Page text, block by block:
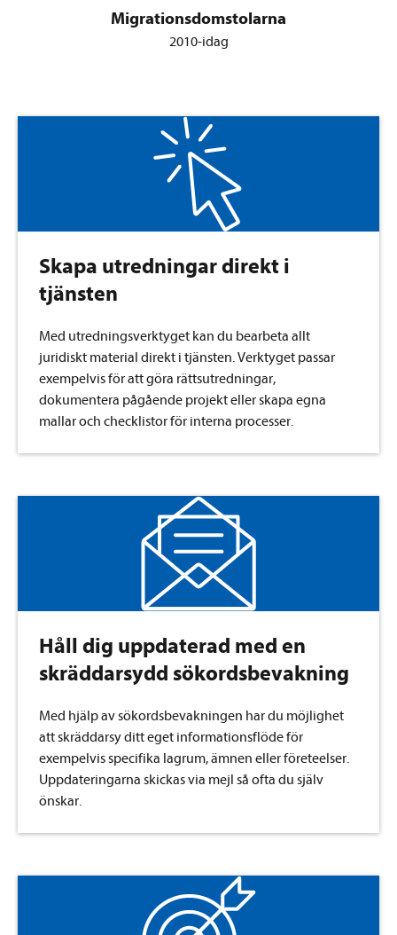
Migrationsdomstolarna
2010-idag
Skapa utredningar direkt i
tjänsten
Med utredningsverktyget kan du bearbeta allt
juridiskt material direkt i tjänsten. Verktyget passar
exempelvis för att göra rättsutredningar,
dokumentera pågående projekt eller skapa egna
mallar och checklistor för interna processer.
Håll dig uppdaterad med en
skräddarsydd sökordsbevakning
Med hjälp av sökordsbevakningen har du möjlighet
att skräddarsy ditt eget informationsflöde för
exempelvis specifika lagrum, ämnen eller företeelser.
Uppdateringarna skickas via mejl så ofta du själv
önskar.